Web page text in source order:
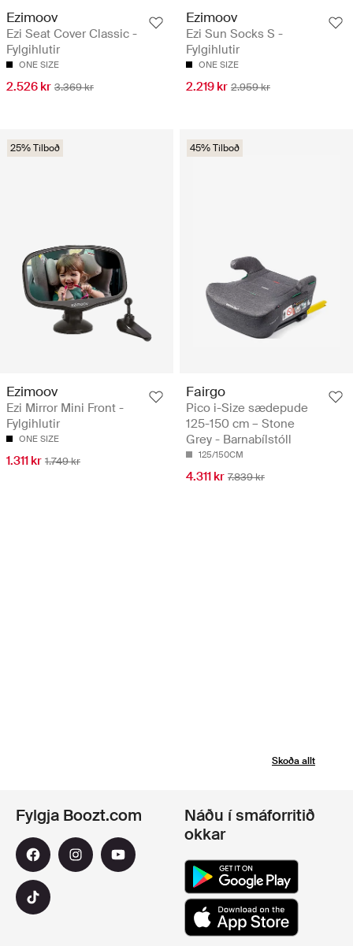
Ezimoov
Ezi Seat Cover Classic -
Fylgihlutir
ONE SIZE
2.526 kr 3.369 kr
Ezimoov
Ezi Sun Socks S -
Fylgihlutir
ONE SIZE
2.219 kr 2.959 kr
25% Tilboð
Ezimoov
Ezi Mirror Mini Front -
Fylgihlutir
ONE SIZE
1.311 kr 1.749 kr
45% Tilboð
Fairgo
Pico i-Size sædepude
125-150 cm – Stone
Grey - Barnabílstóll
125/150CM
4.311 kr 7.839 kr
Skoða allt
Fylgja Boozt.com
Náðu í smáforritið
okkar